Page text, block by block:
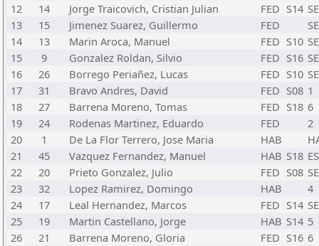
12
14 Jorge Traicovich, Cristian Julian FED S14 SE
13
15 Jimenez Suarez, Guillermo FED
SE
14
13 Marin Aroca, Manuel FED S10 SE
15
9 Gonzalez Roldan, Silvio FED S16 SE
16
26 Borrego Periañez, Lucas FED S10 SE
17
31 Bravo Andres, David FED S08 1
18
27 Barrena Moreno, Tomas FED S18 6
19
24 Rodenas Martinez, Eduardo FED
2
20
1 De La Flor Terrero, Jose Maria HAB
21
45 Vazquez Fernandez, Manuel HAB S18
22
20 Prieto Gonzalez, Julio FED S08 SE
23
32 Lopez Ramirez, Domingo HAB
4
24
17 Leal Hernandez, Marcos FED S14 SE
25
19 Martin Castellano, Jorge HAB S14 5
26
21 Barrena Moreno, Gloria FED S16 6